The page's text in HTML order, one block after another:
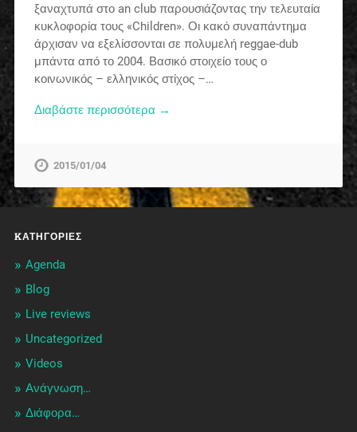
ξαναχτυπά στο an club παρουσιάζοντας την τελευταία
κυκλοφορία τους «Children». Οι κακό συναπάντημα
άρχισαν να εξελίσσονται σε πολυμελή reggae-dub
μπάντα από το 2004. Βασικό στοιχείο τους ο
κοινωνικός – ελληνικός στίχος –…
Διαβάστε περισσότερα →
2015/01/04
KΑΤΗΓΟΡΊΕΣ
Agenda
Blog
Live reviews
Uncategorized
Videos
Ανάγνωση…
Διάφορα…